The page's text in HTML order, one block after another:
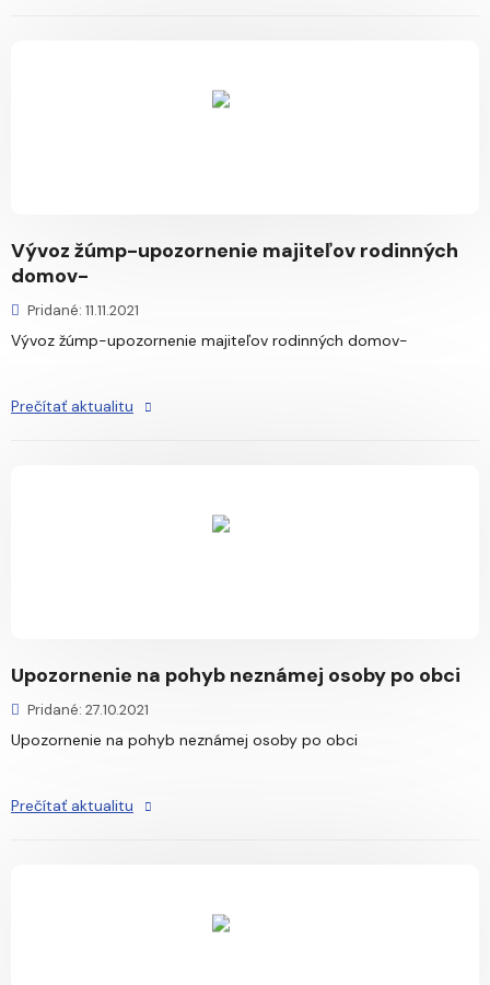
Vývoz žúmp-upozornenie majiteľov rodinných
domov-
Pridané: 11.11.2021
Vývoz žúmp-upozornenie majiteľov rodinných domov-
Prečítať aktualitu
Upozornenie na pohyb neznámej osoby po obci
Pridané: 27.10.2021
Upozornenie na pohyb neznámej osoby po obci
Prečítať aktualitu